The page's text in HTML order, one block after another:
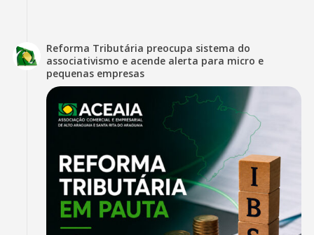
Reforma Tributária preocupa sistema do
associativismo e acende alerta para micro e
pequenas empresas